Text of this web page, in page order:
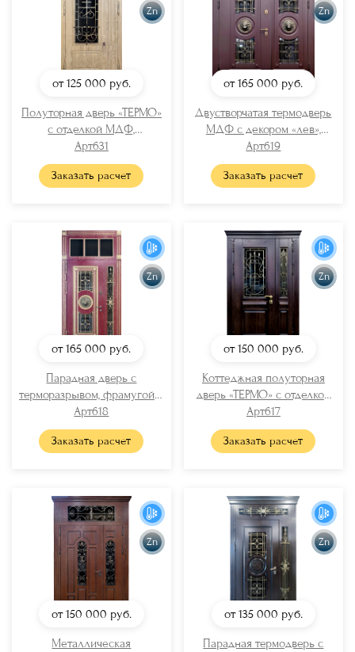
Zn
от 125 000 руб.
Полуторная дверь «ТЕРМО»
с отделкой МДФ,
остеклением и решеткой по
эскизу
Арт631
Заказать расчет
Zn
от 165 000 руб.
Двустворчатая термодверь
МДФ с декором «лев»,
остеклением и решетками
Арт619
Заказать расчет
Zn
от 165 000 руб.
Парадная дверь с
терморазрывом, фрамугой и
отбойником (стекло + ковка
+ «лев»)
Арт618
Заказать расчет
Zn
от 150 000 руб.
Коттеджная полуторная
дверь «ТЕРМО» с отделкой
МДФ шпон (карниз +
художественная ковка +
стекло)
Арт617
Заказать расчет
Zn
от 150 000 руб.
Металлическая
Zn
от 135 000 руб.
Парадная термодверь с